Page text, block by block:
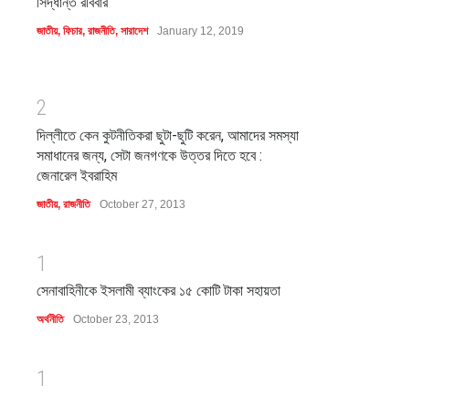
জাতীয়, ফিচার, রাজনীতি, সারাদেশ January 12, 2019
2
দিল্লীতে কেন কুটনীতিকরা ছুটা-ছুটি করেন, আমাদের সমস্যা
সমাধানের জন্য, সেটা জনগণকে উত্তর দিতে হবে :
জেনারেল ইবরাহিম
জাতীয়, রাজনীতি October 27, 2013
1
সেনাবাহিনীকে ইসলামী ব্যাংকের ১৫ কোটি টাকা সহায়তা
অর্থনীতি October 23, 2013
1